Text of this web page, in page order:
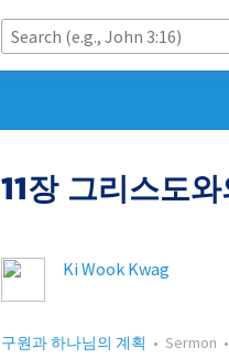
11장 그리스도
Ki Wook Kwag
구원과 하나님의 계획 • Sermon •